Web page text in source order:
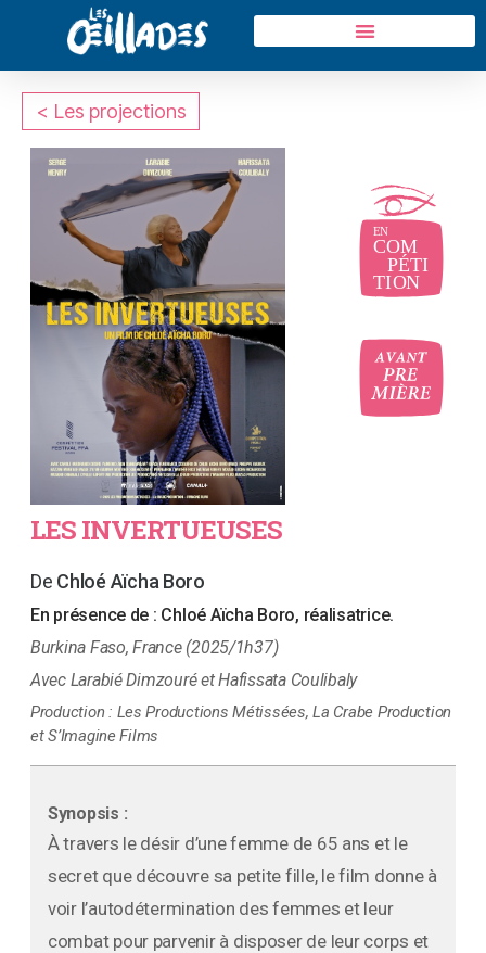
< Les projections
LES INVERTUEUSES
Chloé Aïcha Boro
En présence de : Chloé Aïcha Boro, réalisatrice.
Burkina Faso, France (2025/1h37)
Larabié Dimzouré et Hafissata Coulibaly
Production : Les Productions Métissées, La Crabe Production
et S’Imagine Films
Synopsis :
À travers le désir d’une femme de 65 ans et le
secret que découvre sa petite fille, le film donne à
voir l’autodétermination des femmes et leur
combat pour parvenir à disposer de leur corps et